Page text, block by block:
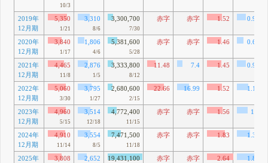
10/3
2019年
12月期
5,350
1/21
3,310
8/6
3,300,700
7/30
赤字 赤字 1.52 0.94
2020年
12月期
3,840
1/17
1,806
4/6
5,381,600
5/28
赤字 赤字 1.46 0.69
2021年
12月期
4,465
11/8
2,876
1/5
3,333,800
8/12
11.48 7.4 1.45 0.93
2022年
12月期
5,060
3/30
3,795
1/27
2,680,600
2/15
22.66 16.99 1.52 1.14
2023年
12月期
4,960
5/15
3,514
12/18
4,772,400
11/15
赤字 赤字 1.56 1.1
2024年
12月期
4,910
11/14
3,554
8/5
7,471,500
11/18
赤字 赤字 1.83 1.32
2025年
3,808 2,652 19,431,100 赤字 赤字 2.64 1.84